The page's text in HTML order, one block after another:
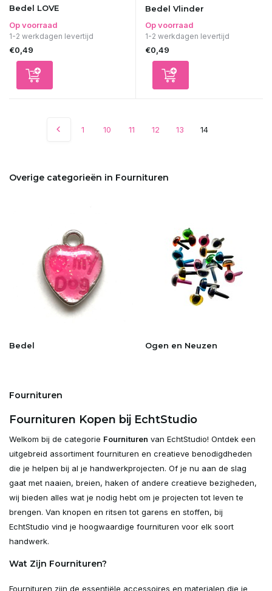
Bedel LOVE
Op voorraad
1-2 werkdagen levertijd
€0,49
Bedel Vlinder
Op voorraad
1-2 werkdagen levertijd
€0,49
1 10 11 12 13 14
Overige categorieën in Fournituren
Bedel Ogen en Neuzen
Fournituren
Fournituren Kopen bij EchtStudio
Welkom bij de categorie Fournituren van EchtStudio! Ontdek een
uitgebreid assortiment fournituren en creatieve benodigdheden
die je helpen bij al je handwerkprojecten. Of je nu aan de slag
gaat met naaien, breien, haken of andere creatieve bezigheden,
wij bieden alles wat je nodig hebt om je projecten tot leven te
brengen. Van knopen en ritsen tot garens en stoffen, bij
EchtStudio vind je hoogwaardige fournituren voor elk soort
handwerk.
Wat Zijn Fournituren?
Fournituren zijn de essentiële accessoires en materialen die je